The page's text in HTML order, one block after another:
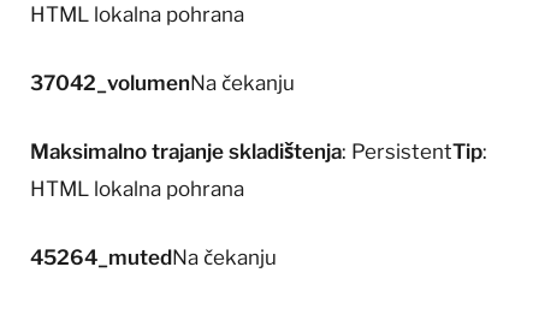
HTML lokalna pohrana
37042_volumenNa čekanju
Maksimalno trajanje skladištenja: PersistentTip:
HTML lokalna pohrana
45264_mutedNa čekanju